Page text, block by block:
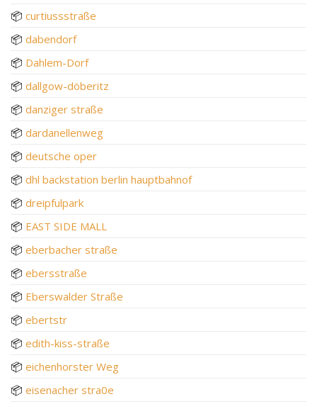
📦 curtiussstraße
📦 dabendorf
📦 Dahlem-Dorf
📦 dallgow-döberitz
📦 danziger straße
📦 dardanellenweg
📦 deutsche oper
📦 dhl backstation berlin hauptbahnof
📦 dreipfulpark
📦 EAST SIDE MALL
📦 eberbacher straße
📦 ebersstraße
📦 Eberswalder Straße
📦 ebertstr
📦 edith-kiss-straße
📦 eichenhorster Weg
📦 eisenacher stra0e